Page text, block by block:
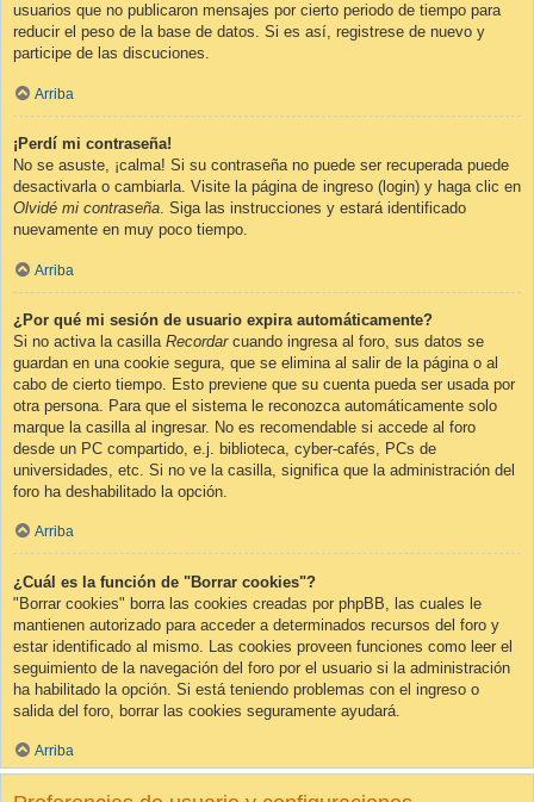
usuarios que no publicaron mensajes por cierto periodo de tiempo para
reducir el peso de la base de datos. Si es así, registrese de nuevo y
participe de las discuciones.
Arriba
¡Perdí mi contraseña!
No se asuste, ¡calma! Si su contraseña no puede ser recuperada puede
desactivarla o cambiarla. Visite la página de ingreso (login) y haga clic en
Olvidé mi contraseña. Siga las instrucciones y estará identificado
nuevamente en muy poco tiempo.
Arriba
¿Por qué mi sesión de usuario expira automáticamente?
Si no activa la casilla Recordarcuando ingresa al foro, sus datos se
guardan en una cookie segura, que se elimina al salir de la página o al
cabo de cierto tiempo. Esto previene que su cuenta pueda ser usada por
otra persona. Para que el sistema le reconozca automáticamente solo
marque la casilla al ingresar. No es recomendable si accede al foro
desde un PC compartido, e.j. biblioteca, cyber-cafés, PCs de
universidades, etc. Si no ve la casilla, significa que la administración del
foro ha deshabilitado la opción.
Arriba
¿Cuál es la función de "Borrar cookies"?
"Borrar cookies" borra las cookies creadas por phpBB, las cuales le
mantienen autorizado para acceder a determinados recursos del foro y
estar identificado al mismo. Las cookies proveen funciones como leer el
seguimiento de la navegación del foro por el usuario si la administración
ha habilitado la opción. Si está teniendo problemas con el ingreso o
salida del foro, borrar las cookies seguramente ayudará.
Arriba